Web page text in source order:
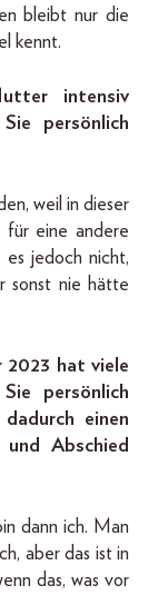
bleibt nur die
kennt.
intensiv
persönlich
weil in dieser
eine andere
es jedoch nicht,
sonst nie hätte
hat viele
persönlich
einen
Abschied
dann ich. Man
aber das ist in
das, was vor